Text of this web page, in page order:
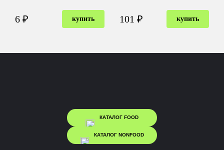
6 ₽ купить 101 ₽ купить
КАТАЛОГ FOOD
КАТАЛОГ NONFOOD